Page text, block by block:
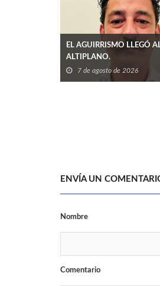
EL AGUIRRISMO LLEGÓ
ALTIPLANO.
7 de agosto de 2026
ENVÍA UN
Nombre
Comentario